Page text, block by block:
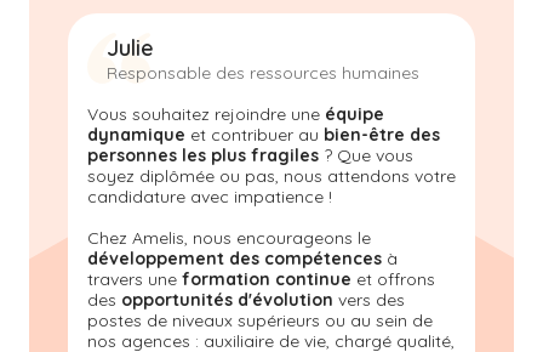
Julie
Responsable des ressources humaines
Vous souhaitez rejoindre une équipe
dynamique et contribuer au bien-être des
personnes les plus fragiles ? Que vous
soyez diplômée ou pas, nous attendons votre
candidature avec impatience !
Chez Amelis, nous encourageons le
développement des compétences à
travers une formation continue et offrons
des opportunités d'évolution vers des
postes de niveaux supérieurs ou au sein de
nos agences : auxiliaire de vie, chargé qualité,